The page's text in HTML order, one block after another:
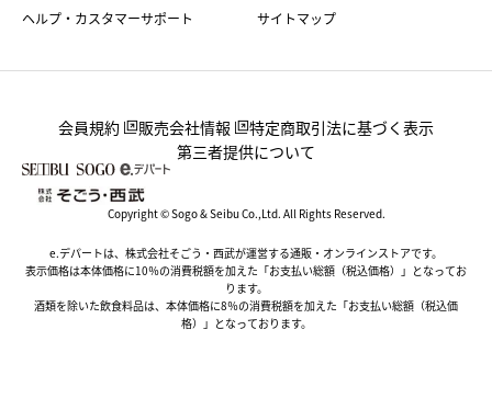
ヘルプ・カスタマーサポート サイトマップ
会員規約 販売会社情報
特定商取引法に基づく表示
第三者提供について
Copyright © Sogo & Seibu Co.,Ltd. All Rights Reserved.
e.デパートは、株式会社そごう・西武が運営する通販・オンラインストアです。
表示価格は本体価格に10％の消費税額を加えた「お支払い総額（税込価格）」となってお
ります。
酒類を除いた飲食料品は、本体価格に8％の消費税額を加えた「お支払い総額（税込価
格）」となっております。